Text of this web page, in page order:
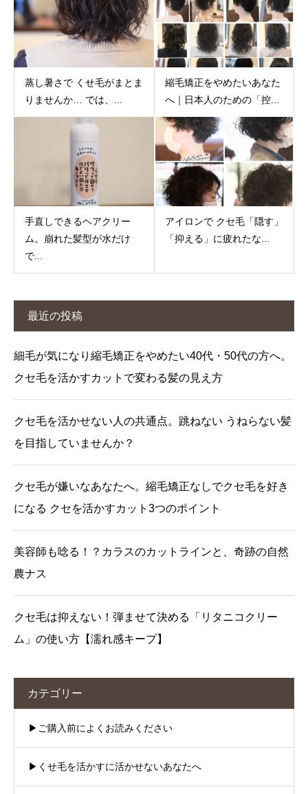
蒸し暑さで くせ毛がまとま
りませんか… では、...
縮毛矯正をやめたいあなた
へ｜日本人のための「控...
手直しできるヘアクリー
ム。崩れた髪型が水だけ
で...
アイロンで クセ毛「隠す」
「抑える」に疲れたな...
最近の投稿
細毛が気になり縮毛矯正をやめたい40代・50代の方へ。
クセ毛を活かすカットで変わる髪の見え方
クセ毛を活かせない人の共通点。跳ねない うねらない髪
を目指していませんか？
クセ毛が嫌いなあなたへ。縮毛矯正なしでクセ毛を好き
になる クセを活かすカット3つのポイント
美容師も唸る！？カラスのカットラインと、奇跡の自然
農ナス
クセ毛は抑えない！弾ませて決める「リタニコクリー
ム」の使い方【濡れ感キープ】
カテゴリー
▶︎ご購入前によくお読みください
▶︎くせ毛を活かすに活かせないあなたへ